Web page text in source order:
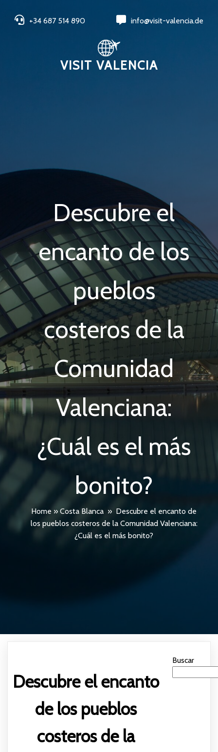
+34 687 514 890 info@visit-valencia.de
VISIT VALENCIA
Descubre el
encanto de los
pueblos
costeros de la
Comunidad
Valenciana:
¿Cuál es el más
bonito?
Home » Costa Blanca » Descubre el encanto de
los pueblos costeros de la Comunidad Valenciana:
¿Cuál es el más bonito?
Descubre el encanto
de los pueblos
costeros de la
Buscar